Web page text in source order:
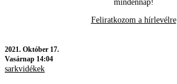
mindennap!
Feliratkozom a hírlevélre
2021. Október 17.
Vasárnap 14:04
sarkvidékek